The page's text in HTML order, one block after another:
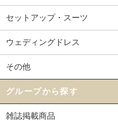
セットアップ・スーツ
ウェディングドレス
その他
グループから探す
雑誌掲載商品